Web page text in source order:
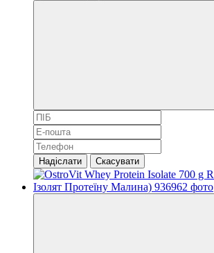
Надіслати Скасувати